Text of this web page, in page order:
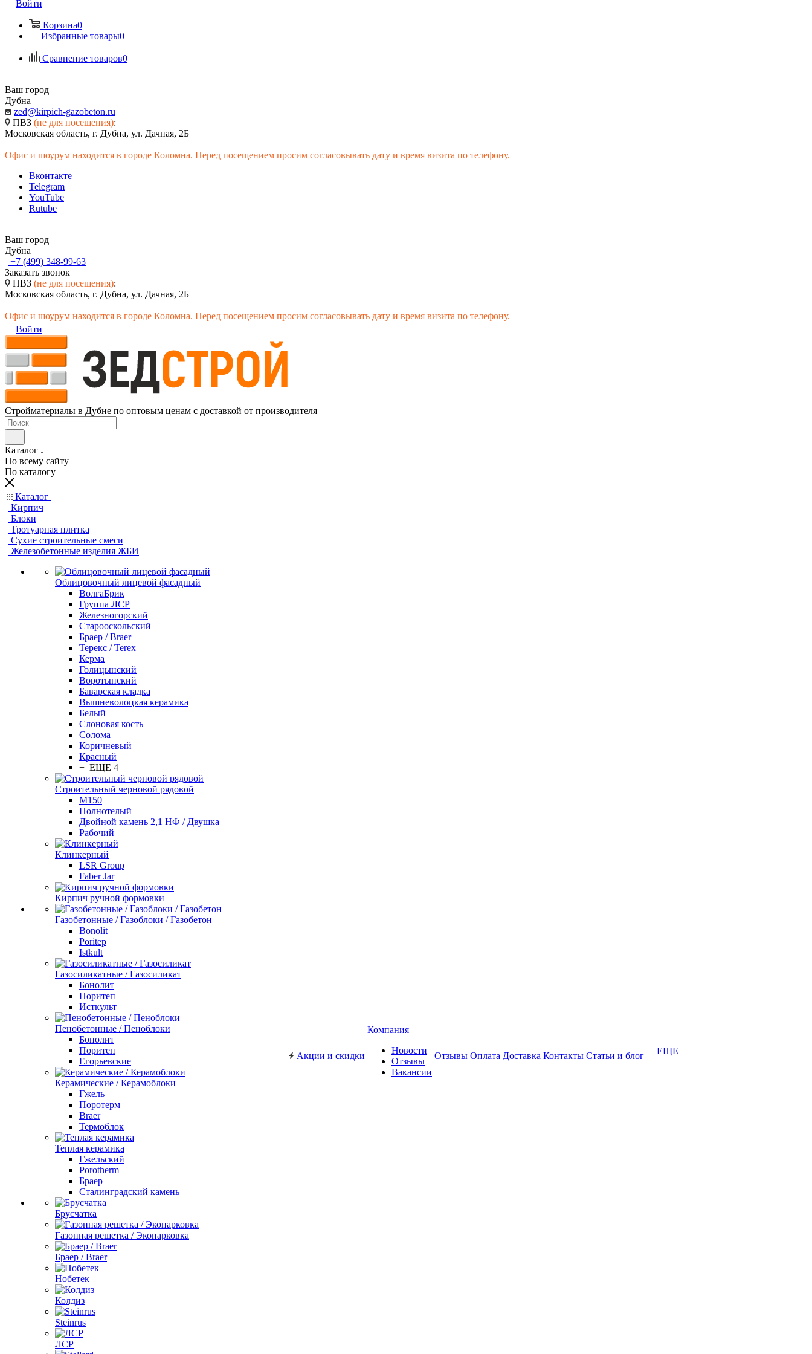
Войти
Корзина0
Избранные товары0
Сравнение товаров0
Ваш город
Дубна
zed@kirpich-gazobeton.ru
ПВЗ (не для посещения):
Московская область, г. Дубна, ул. Дачная, 2Б
Офис и шоурум находится в городе Коломна. Перед посещением просим согласовывать дату и время визита по телефону.
Вконтакте
Telegram
YouTube
Rutube
Ваш город
Дубна
+7 (499) 348-99-63
Заказать звонок
ПВЗ (не для посещения):
Московская область, г. Дубна, ул. Дачная, 2Б
Офис и шоурум находится в городе Коломна. Перед посещением просим согласовывать дату и время визита по телефону.
Войти
Стройматериалы в Дубне по оптовым ценам с доставкой от производителя
Каталог
По всему сайту
По каталогу
Каталог
Кирпич
Блоки
Тротуарная плитка
Сухие строительные смеси
Железобетонные изделия ЖБИ
Облицовочный лицевой фасадный
ВолгаБрик
Группа ЛСР
Железногорский
Старооскольский
Браер / Braer
Терекс / Terex
Керма
Голицынский
Воротынский
Баварская кладка
Вышневолоцкая керамика
Белый
Слоновая кость
Солома
Коричневый
Красный
+ ЕЩЕ 4
Строительный черновой рядовой
М150
Полнотелый
Двойной камень 2,1 НФ / Двушка
Рабочий
Клинкерный
LSR Group
Faber Jar
Кирпич ручной формовки
Газобетонные / Газоблоки / Газобетон
Bonolit
Poritep
Istkult
Газосиликатные / Газосиликат
Бонолит
Поритеп
Исткульт
Пенобетонные / Пеноблоки
Бонолит
Поритеп
Егорьевские
Керамические / Керамоблоки
Гжель
Поротерм
Braer
Термоблок
Теплая керамика
Гжельский
Porotherm
Браер
Сталинградский камень
Брусчатка
Газонная решетка / Экопарковка
Браер / Braer
Нобетек
Колдиз
Steinrus
ЛСР
Акции и скидки
Компания
Новости
Отзывы
Вакансии
Отзывы Оплата Доставка Контакты Статьи и блог + ЕЩЕ